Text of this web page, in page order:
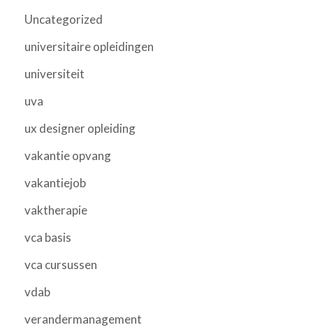
Uncategorized
universitaire opleidingen
universiteit
uva
ux designer opleiding
vakantie opvang
vakantiejob
vaktherapie
vca basis
vca cursussen
vdab
verandermanagement